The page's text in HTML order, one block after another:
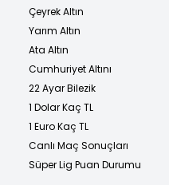
Çeyrek Altın
Yarım Altın
Ata Altın
Cumhuriyet Altını
22 Ayar Bilezik
1 Dolar Kaç TL
1 Euro Kaç TL
Canlı Maç Sonuçları
Süper Lig Puan Durumu